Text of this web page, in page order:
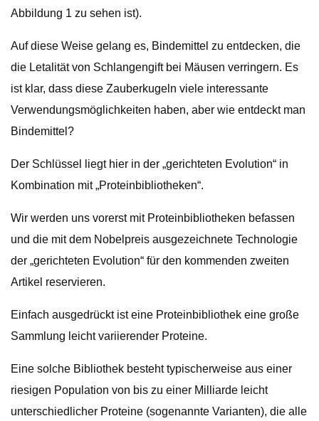
Abbildung 1 zu sehen ist).
Auf diese Weise gelang es, Bindemittel zu entdecken, die
die Letalität von Schlangengift bei Mäusen verringern. Es
ist klar, dass diese Zauberkugeln viele interessante
Verwendungsmöglichkeiten haben, aber wie entdeckt man
Bindemittel?
Der Schlüssel liegt hier in der „gerichteten Evolution“ in
Kombination mit „Proteinbibliotheken“.
Wir werden uns vorerst mit Proteinbibliotheken befassen
und die mit dem Nobelpreis ausgezeichnete Technologie
der „gerichteten Evolution“ für den kommenden zweiten
Artikel reservieren.
Einfach ausgedrückt ist eine Proteinbibliothek eine große
Sammlung leicht variierender Proteine.
Eine solche Bibliothek besteht typischerweise aus einer
riesigen Population von bis zu einer Milliarde leicht
unterschiedlicher Proteine ​​(sogenannte Varianten), die alle